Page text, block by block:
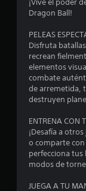
¡Vive el poder
Dragon Ball!
PELEAS
Disfruta
recrean
elementos
combate
de arremetida,
destruyen
ENTRENA CON
¡Desafía a
o comparte
perfecciona tus
modos de
JUEGA A TU